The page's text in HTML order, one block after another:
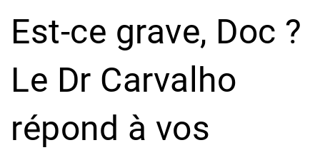
Est-ce grave, Doc ?
Le Dr Carvalho
répond à vos